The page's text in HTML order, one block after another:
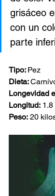
grisáceo
con un
parte
Tipo: Pez
Dieta:
Longevidad
Longitud:
Peso: 20